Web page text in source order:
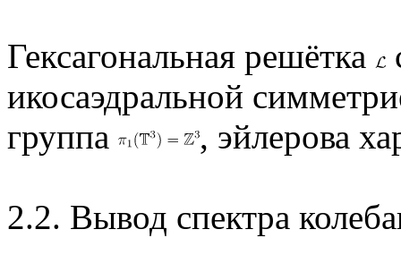
Гексагональная решётка
икосаэдральной
группа
, эйлерова
2.2. Вывод спектра